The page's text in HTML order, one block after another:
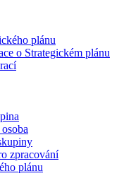
plánu
o Strategickém plánu
zpracování
plánu